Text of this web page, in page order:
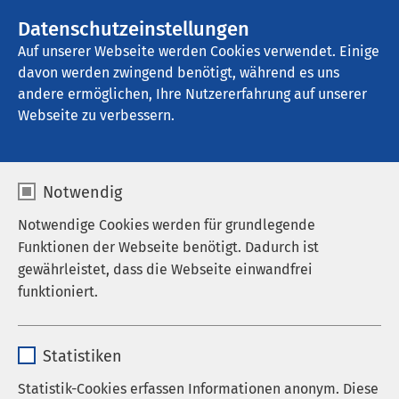
Datenschutzeinstellungen
Auf unserer Webseite werden Cookies verwendet. Einige
davon werden zwingend benötigt, während es uns
andere ermöglichen, Ihre Nutzererfahrung auf unserer
Webseite zu verbessern.
Notwendig
Notwendige Cookies werden für grundlegende
Funktionen der Webseite benötigt. Dadurch ist
gewährleistet, dass die Webseite einwandfrei
funktioniert.
Anbieter sgalinski
Statistiken
Statistik-Cookies erfassen Informationen anonym. Diese
AMEOS Klinikum Heiligenhafen
Aktuelle Aspekte der
Therapie von Angst und
Zwang
Referent